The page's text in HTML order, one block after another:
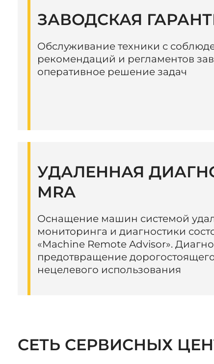
ЗАВОДСКАЯ
Обслуживание техники с
рекомендаций и регламентов
оперативное решение задач
УДАЛЕННАЯ
MRA
Оснащение машин системой
мониторинга и диагностики
«Machine Remote Advisor».
предотвращение
нецелевого использования
СЕТЬ СЕРВИСНЫХ